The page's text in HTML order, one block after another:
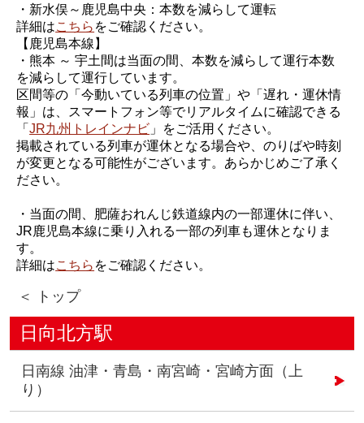
・新水俣～鹿児島中央：本数を減らして運転
詳細はこちら をご確認ください。
【鹿児島本線】
・熊本 ～ 宇土間は当面の間、本数を減らして運行本数
を減らして運行しています。
区間等の「今動いている列車の位置」や「遅れ・運休情
報」は、スマートフォン等でリアルタイムに確認できる
「JR九州トレインナビ 」をご活用ください。
掲載されている列車が運休となる場合や、のりばや時刻
が変更となる可能性がございます。あらかじめご了承く
ださい。
・当面の間、肥薩おれんじ鉄道線内の一部運休に伴い、
JR鹿児島本線に乗り入れる一部の列車も運休となりま
す。
詳細はこちら をご確認ください。
＜ トップ
日向北方駅
日南線 油津・青島・南宮崎・宮崎方面（上
り）